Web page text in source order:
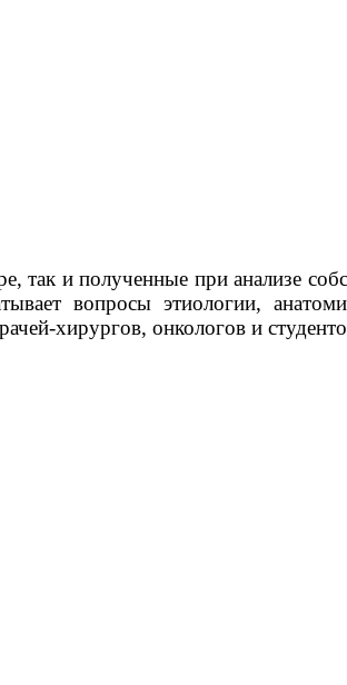
так и полученные при анализе
вопросы этиологии,
хирургов, онкологов и